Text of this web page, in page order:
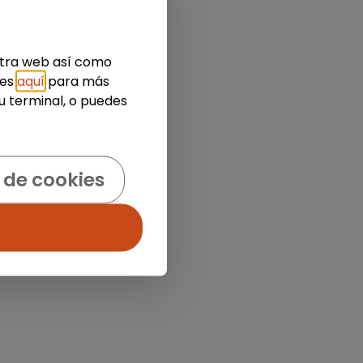
web así como
aquí para más
terminal, o puedes
cookies